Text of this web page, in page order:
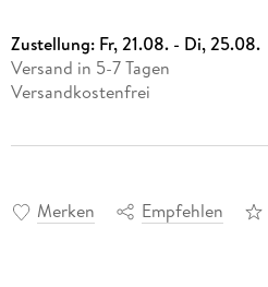
Zustellung: Fr, 21.08. - Di, 25.08.
Versand in 5-7 Tagen
Versandkostenfrei
Merken Empfehlen